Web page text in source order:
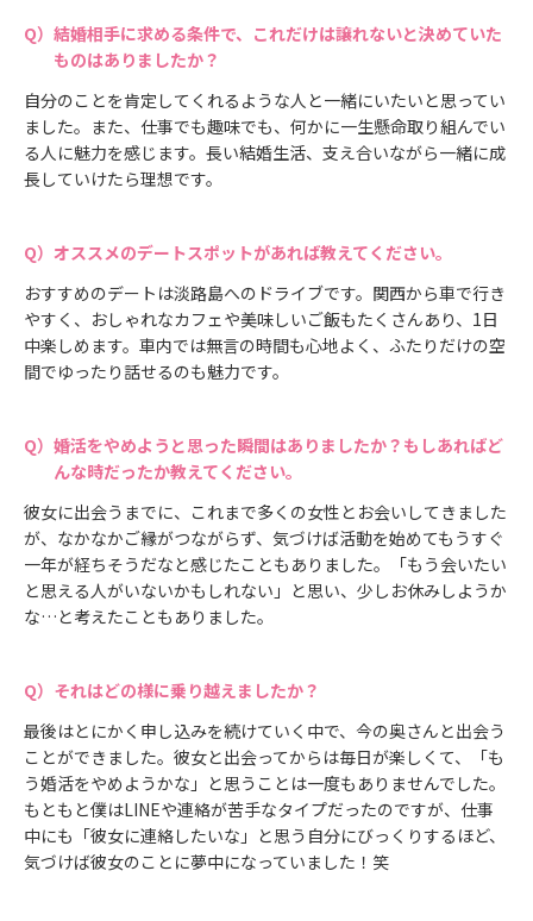
結婚相手に求める条件で、これだけは譲れないと決めていた
ものはありましたか？
自分のことを肯定してくれるような人と一緒にいたいと思ってい
ました。また、仕事でも趣味でも、何かに一生懸命取り組んでい
る人に魅力を感じます。長い結婚生活、支え合いながら一緒に成
長していけたら理想です。
オススメのデートスポットがあれば教えてください。
おすすめのデートは淡路島へのドライブです。関西から車で行き
やすく、おしゃれなカフェや美味しいご飯もたくさんあり、1日
中楽しめます。車内では無言の時間も心地よく、ふたりだけの空
間でゆったり話せるのも魅力です。
婚活をやめようと思った瞬間はありましたか？もしあればど
んな時だったか教えてください。
彼女に出会うまでに、これまで多くの女性とお会いしてきました
が、なかなかご縁がつながらず、気づけば活動を始めてもうすぐ
一年が経ちそうだなと感じたこともありました。「もう会いたい
と思える人がいないかもしれない」と思い、少しお休みしようか
な…と考えたこともありました。
それはどの様に乗り越えましたか？
最後はとにかく申し込みを続けていく中で、今の奥さんと出会う
ことができました。彼女と出会ってからは毎日が楽しくて、「も
う婚活をやめようかな」と思うことは一度もありませんでした。
もともと僕はLINEや連絡が苦手なタイプだったのですが、仕事
中にも「彼女に連絡したいな」と思う自分にびっくりするほど、
気づけば彼女のことに夢中になっていました！笑